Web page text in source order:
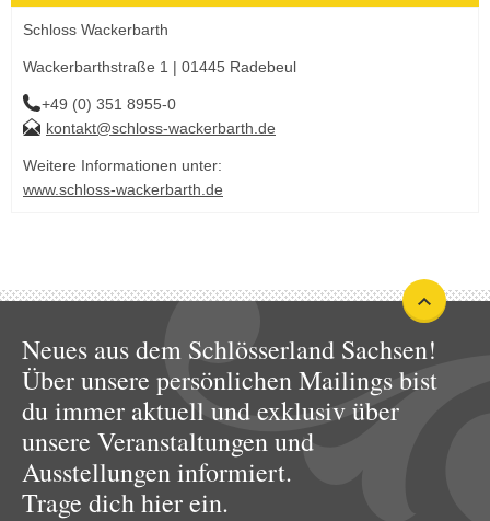
Schloss Wackerbarth
Wackerbarthstraße 1 | 01445 Radebeul
+49 (0) 351 8955-0
kontakt@schloss-wackerbarth.de
Weitere Informationen unter:
www.schloss-wackerbarth.de
Neues aus dem Schlösserland Sachsen!
Über unsere persönlichen Mailings bist
du immer aktuell und exklusiv über
unsere Veranstaltungen und
Ausstellungen informiert.
Trage dich hier ein.